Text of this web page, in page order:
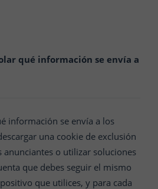
qué información se envía a
información se envía a los
una cookie de exclusión
anunciantes o utilizar soluciones
que debes seguir el mismo
que utilices, y para cada